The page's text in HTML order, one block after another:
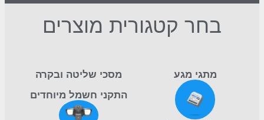
בחר קטגורית מוצרים
מתגי מגע​
מסכי שליטה ובקרה​
התקני חשמל מיוחדים